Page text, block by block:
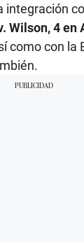
integración
Wilson, 4 en
como con la